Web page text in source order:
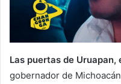
Las puertas de
gobernador de